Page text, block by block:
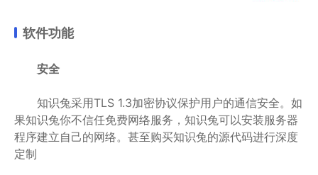
软件功能
安全
知识兔采用TLS 1.3加密协议保护用户的通信安全。如
果知识兔你不信任免费网络服务，知识兔可以安装服务器
程序建立自己的网络。甚至购买知识兔的源代码进行深度
定制